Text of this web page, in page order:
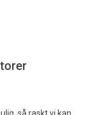
så raskt vi kan.